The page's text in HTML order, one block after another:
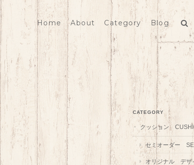
Home About Category Blog
CATEGORY
クッション
セミオーダー
オリジナル デ